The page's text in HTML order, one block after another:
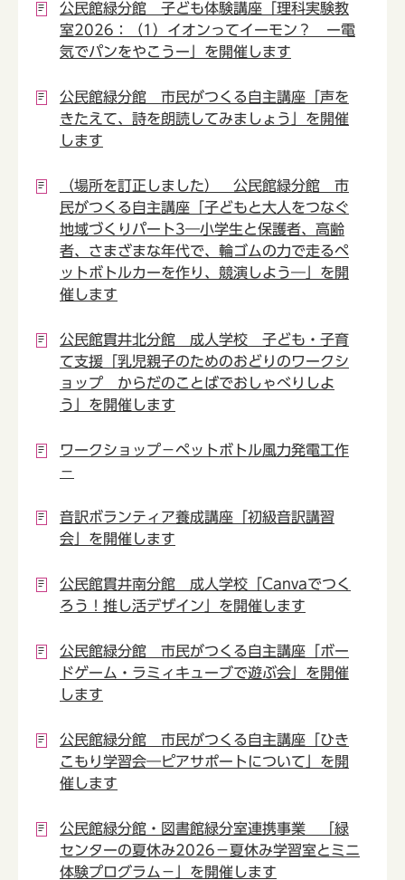
公民館緑分館 子ども体験講座「理科実験教
室2026：（1）イオンってイーモン？ ー電
気でパンをやこうー」を開催します
公民館緑分館 市民がつくる自主講座「声を
きたえて、詩を朗読してみましょう」を開催
します
（場所を訂正しました） 公民館緑分館 市
民がつくる自主講座「子どもと大人をつなぐ
地域づくりパート3―小学生と保護者、高齢
者、さまざまな年代で、輪ゴムの力で走るペ
ットボトルカーを作り、競演しよう―」を開
催します
公民館貫井北分館 成人学校 子ども・子育
て支援「乳児親子のためのおどりのワークシ
ョップ からだのことばでおしゃべりしよ
う」を開催します
ワークショップ－ペットボトル風力発電工作
－
音訳ボランティア養成講座「初級音訳講習
会」を開催します
公民館貫井南分館 成人学校「Canvaでつく
ろう！推し活デザイン」を開催します
公民館緑分館 市民がつくる自主講座「ボー
ドゲーム・ラミィキューブで遊ぶ会」を開催
します
公民館緑分館 市民がつくる自主講座「ひき
こもり学習会―ピアサポートについて」を開
催します
公民館緑分館・図書館緑分室連携事業 「緑
センターの夏休み2026－夏休み学習室とミニ
体験プログラム－」を開催します